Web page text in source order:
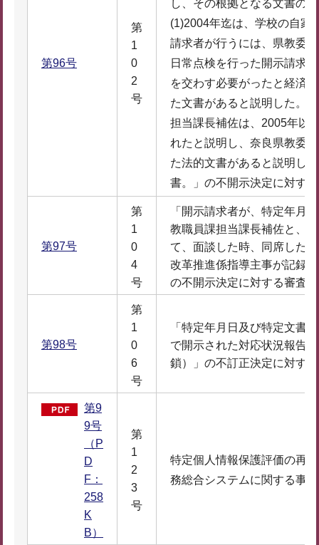
第96号
第
1
0
2
号
し、その根拠となる文書の
(1)2004年迄は、学校の自家
請求者が行うには、県教委
日常点検を行った開示請求
を交わす必要がったと経済
た文書があると説明した。
担当課長補佐は、2005年以
れたと説明し、奈良県教委
た法的文書があると説明し
書。」の不開示決定に対す
第97号
第
1
0
4
号
「開示請求者が、特定年月
教職員課担当課長補佐と、
て、面談した時、同席した
改革推進係指導主事が記録
の不開示決定に対する審査
第98号
第
1
0
6
号
「特定年月日及び特定文書
で開示された対応状況報告
鎖）」の不訂正決定に対す
第9
9号
（P
D
F：
258
K
B）
第
1
2
3
号
特定個人情報保護評価の再
務総合システムに関する事